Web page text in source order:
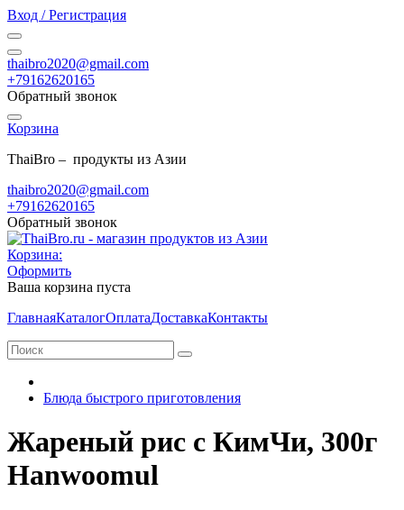
Вход / Регистрация
thaibro2020@gmail.com
+79162620165
Обратный звонок
Корзина
ThaiBro – продукты из Азии
thaibro2020@gmail.com
+79162620165
Обратный звонок
Корзина:
Оформить
Ваша корзина пуста
ГлавнаяКаталогОплатаДоставкаКонтакты
Блюда быстрого приготовления
Жареный рис с КимЧи, 300г
Hanwoomul